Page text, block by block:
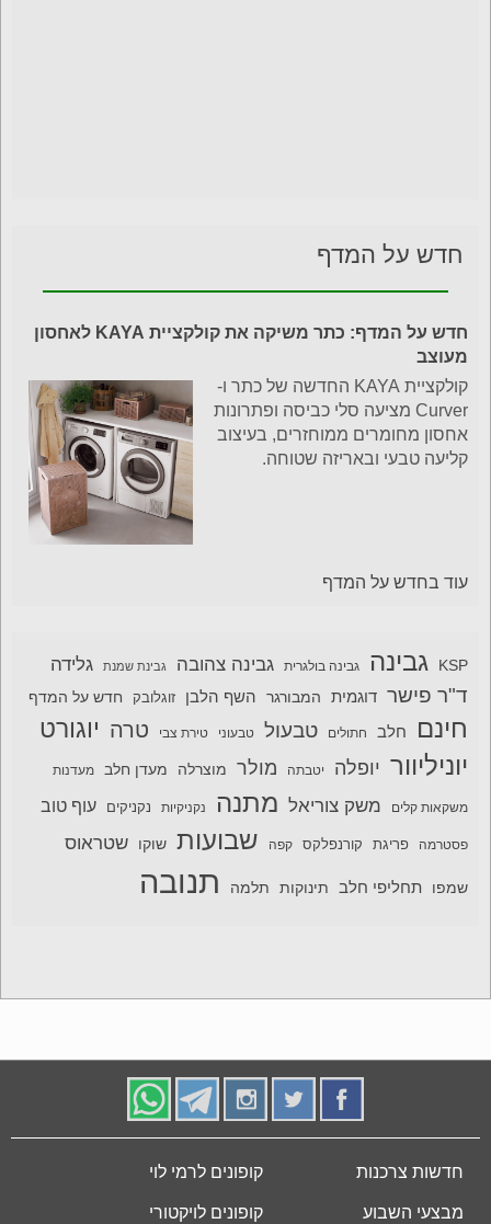
חדש על המדף
חדש על המדף: כתר משיקה את קולקציית KAYA לאחסון
מעוצב
קולקציית KAYA החדשה של כתר ו-
Curver מציעה סלי כביסה ופתרונות
אחסון מחומרים ממוחזרים, בעיצוב
קליעה טבעי ובאריזה שטוחה.
עוד בחדש על המדף
KSP גבינה גבינה בולגרית גבינה צהובה גבינת שמנת גלידה
ד"ר פישר דוגמית המבורגר השף הלבן זוגלובק חדש על המדף
חינם חלב חתולים טבעול טבעוני טירת צבי טרה יוגורט
יוניליוור יופלה יטבתה מולר מוצרלה מעדן חלב מעדנות
משקאות קלים משק צוריאל מתנה נקניקיות נקניקים עוף טוב
פסטרמה פריגת קורנפלקס קפה שבועות שוקו שטראוס
שמפו תחליפי חלב תינוקות תלמה תנובה
חדשות צרכנות
מבצעי השבוע
קופונים לרמי לוי
קופונים לויקטורי